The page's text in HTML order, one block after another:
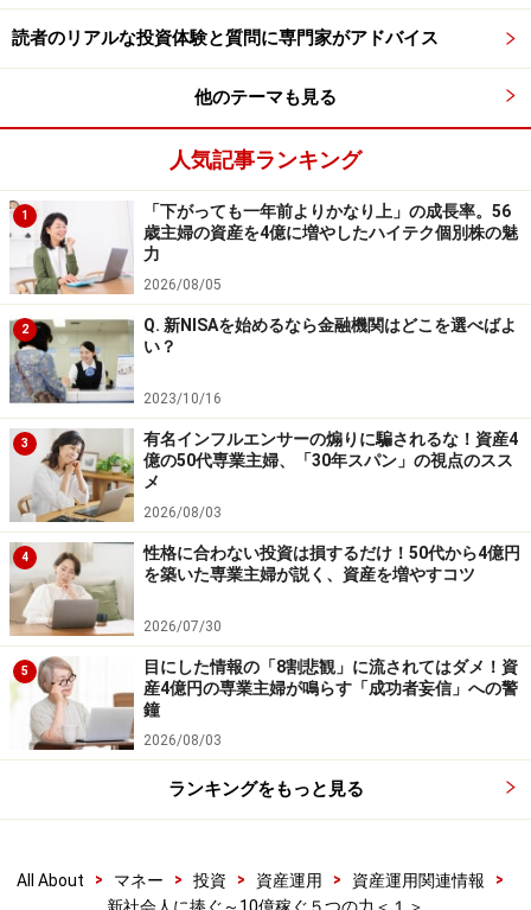
読者のリアルな投資体験と質問に専門家がアドバイス
他のテーマも見る
人気記事ランキング
1
「下がっても一年前よりかなり上」の成長率。56
歳主婦の資産を4億に増やしたハイテク個別株の魅
力
2026/08/05
2
Q. 新NISAを始めるなら金融機関はどこを選べばよ
い？
2023/10/16
3
有名インフルエンサーの煽りに騙されるな！資産4
億の50代専業主婦、「30年スパン」の視点のスス
メ
2026/08/03
4
性格に合わない投資は損するだけ！50代から4億円
を築いた専業主婦が説く、資産を増やすコツ
2026/07/30
5
目にした情報の「8割悲観」に流されてはダメ！資
産4億円の専業主婦が鳴らす「成功者妄信」への警
鐘
2026/08/03
ランキングをもっと見る
All About > マネー > 投資 > 資産運用 > 資産運用関連情報
>